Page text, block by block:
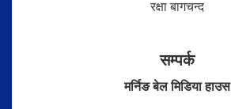
रक्षा बागचन्द
सम्पर्क
मर्निङ बेल मिडिया हाउस